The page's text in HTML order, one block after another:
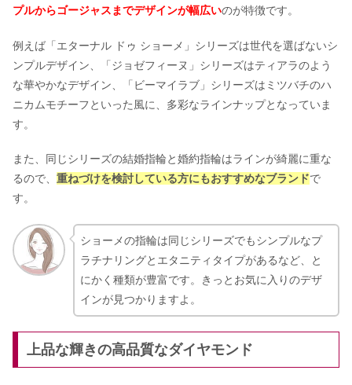
プルからゴージャスまでデザインが幅広いのが特徴です。
例えば「エターナル ドゥ ショーメ」シリーズは世代を選ばないシ
ンプルデザイン、「ジョゼフィーヌ」シリーズはティアラのよう
な華やかなデザイン、「ビーマイラブ」シリーズはミツバチのハ
ニカムモチーフといった風に、多彩なラインナップとなっていま
す。
また、同じシリーズの結婚指輪と婚約指輪はラインが綺麗に重な
るので、 重ねづけを検討している方にもおすすめなブランドで
す。
ショーメの指輪は同じシリーズでもシンプルなプ
ラチナリングとエタニティタイプがあるなど、と
にかく種類が豊富です。きっとお気に入りのデザ
インが見つかりますよ。
上品な輝きの高品質なダイヤモンド